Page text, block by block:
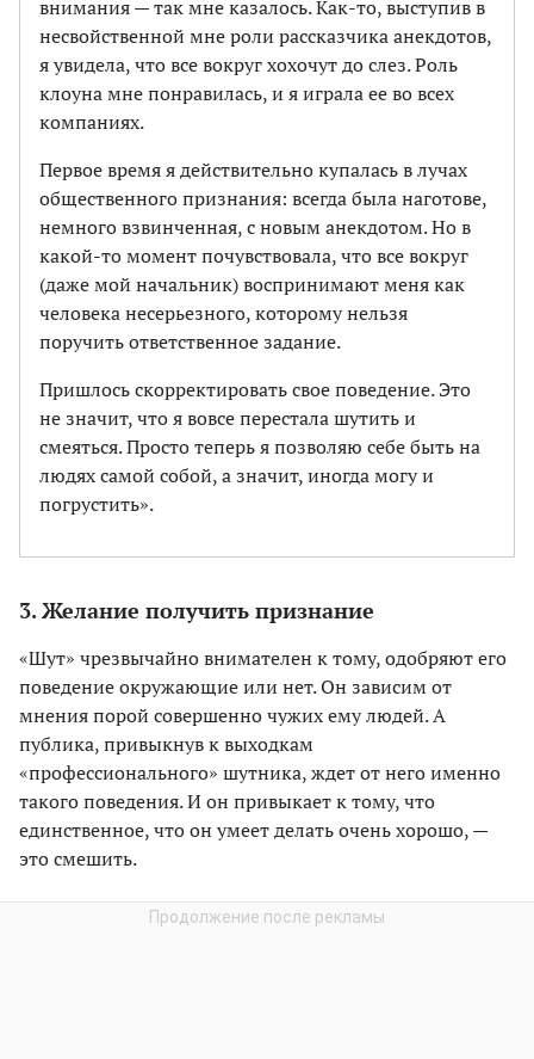
внимания — так мне казалось. Как-то, выступив в
несвойственной мне роли рассказчика анекдотов,
я увидела, что все вокруг хохочут до слез. Роль
клоуна мне понравилась, и я играла ее во всех
компаниях.
Первое время я действительно купалась в лучах
общественного признания: всегда была наготове,
немного взвинченная, с новым анекдотом. Но в
какой-то момент почувствовала, что все вокруг
(даже мой начальник) воспринимают меня как
человека несерьезного, которому нельзя
поручить ответственное задание.
Пришлось скорректировать свое поведение. Это
не значит, что я вовсе перестала шутить и
смеяться. Просто теперь я позволяю себе быть на
людях самой собой, а значит, иногда могу и
погрустить».
3. Желание получить признание
«Шут» чрезвычайно внимателен к тому, одобряют его
поведение окружающие или нет. Он зависим от
мнения порой совершенно чужих ему людей. А
публика, привыкнув к выходкам
«профессионального» шутника, ждет от него именно
такого поведения. И он привыкает к тому, что
единственное, что он умеет делать очень хорошо, —
это смешить.